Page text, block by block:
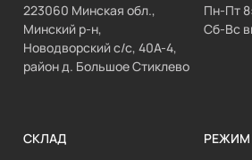
223060 Минская обл.,
Минский р-н,
Новодворский с/с, 40А-4,
район д. Большое Стиклево
Пн-Пт
Сб-Вс
СКЛАД
РЕЖИМ